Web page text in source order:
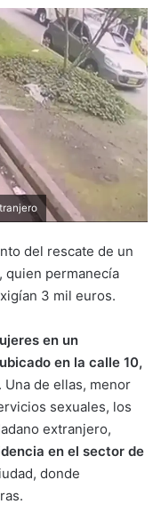
del rescate de un
quien permanecía
3 mil euros.
en un
en la calle 10,
. Una de ellas, menor
sexuales, los
extranjero,
en el sector de
donde